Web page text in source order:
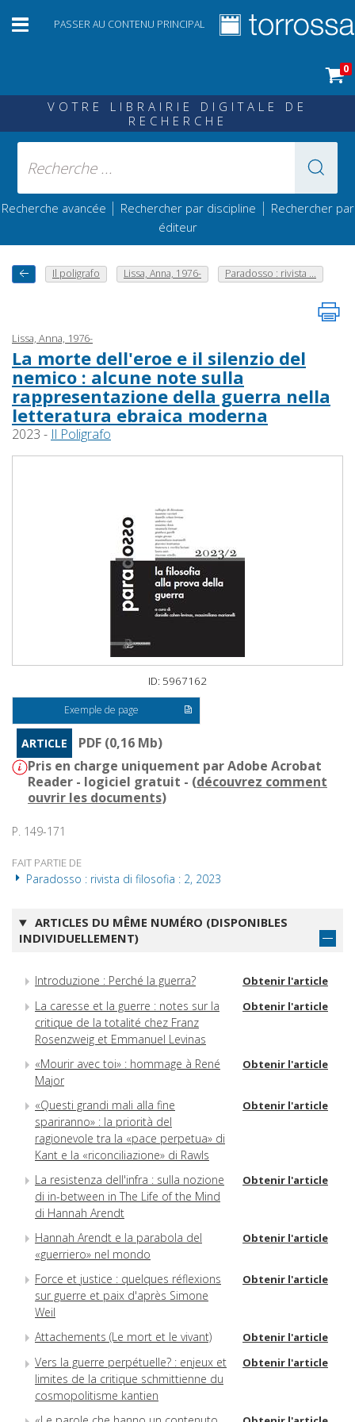
PASSER AU CONTENU PRINCIPAL
0
VOTRE LIBRAIRIE DIGITALE DE
RECHERCHE
Recherche avancée | Rechercher par discipline | Rechercher par
éditeur
Il poligrafo Lissa, Anna, 1976- Paradosso : rivista ...
Lissa, Anna, 1976-
La morte dell'eroe e il silenzio del
nemico : alcune note sulla
rappresentazione della guerra nella
letteratura ebraica moderna
2023 - Il Poligrafo
ID: 5967162
Exemple de page
ARTICLE
PDF (0,16 Mb)
Pris en charge uniquement par Adobe Acrobat
Reader - logiciel gratuit - (découvrez comment
ouvrir les documents)
P. 149-171
FAIT PARTIE DE
Paradosso : rivista di filosofia : 2, 2023
ARTICLES DU MÊME NUMÉRO (DISPONIBLES
INDIVIDUELLEMENT)
Introduzione : Perché la guerra? Obtenir l'article
La caresse et la guerre : notes sur la
critique de la totalité chez Franz
Rosenzweig et Emmanuel Levinas
Obtenir l'article
«Mourir avec toi» : hommage à René
Major
Obtenir l'article
«Questi grandi mali alla fine
spariranno» : la priorità del
ragionevole tra la «pace perpetua» di
Kant e la «riconciliazione» di Rawls
Obtenir l'article
La resistenza dell'infra : sulla nozione
di in-between in The Life of the Mind
di Hannah Arendt
Obtenir l'article
Hannah Arendt e la parabola del
«guerriero» nel mondo
Obtenir l'article
Force et justice : quelques réflexions
sur guerre et paix d'après Simone
Weil
Obtenir l'article
Attachements (Le mort et le vivant) Obtenir l'article
Vers la guerre perpétuelle? : enjeux et
limites de la critique schmittienne du
cosmopolitisme kantien
Obtenir l'article